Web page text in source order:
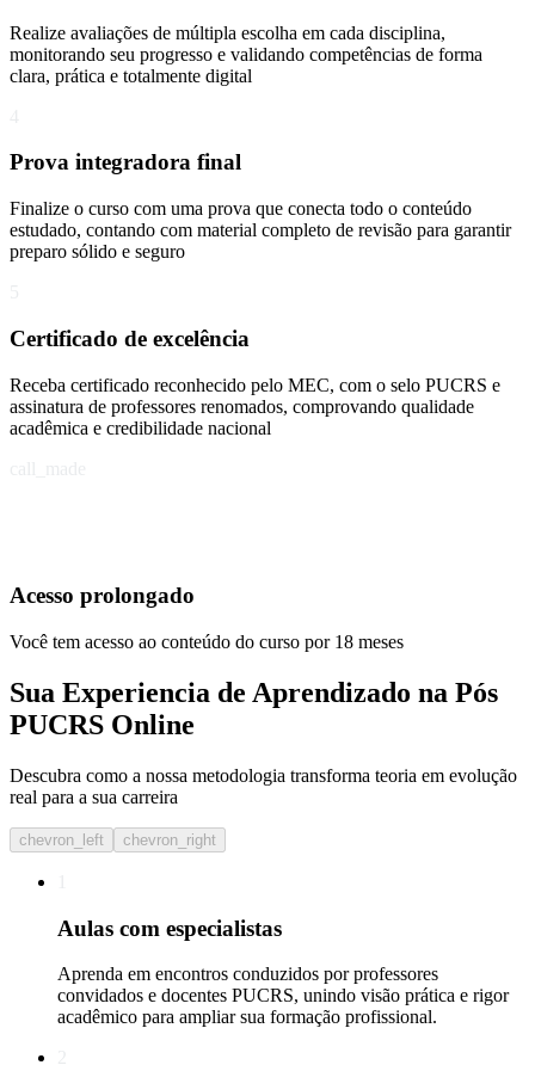
Realize avaliações de múltipla escolha em cada disciplina,
monitorando seu progresso e validando competências de forma
clara, prática e totalmente digital
Prova integradora final
Finalize o curso com uma prova que conecta todo o conteúdo
estudado, contando com material completo de revisão para garantir
preparo sólido e seguro
Certificado de excelência
Receba certificado reconhecido pelo MEC, com o selo PUCRS e
assinatura de professores renomados, comprovando qualidade
acadêmica e credibilidade nacional
Acesso prolongado
Você tem acesso ao conteúdo do curso por 18 meses
Sua Experiencia de Aprendizado na Pós
PUCRS Online
Descubra como a nossa metodologia transforma teoria em evolução
real para a sua carreira​
chevron_left chevron_right
Aulas com especialistas
Aprenda em encontros conduzidos por professores
convidados e docentes PUCRS, unindo visão prática e rigor
acadêmico para ampliar sua formação profissional.